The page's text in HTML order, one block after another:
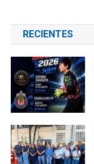
RECIENTES